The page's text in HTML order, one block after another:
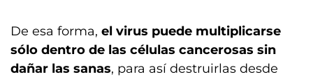
De esa forma, el virus puede multiplicarse
sólo dentro de las células cancerosas sin
dañar las sanas, para así destruirlas desde